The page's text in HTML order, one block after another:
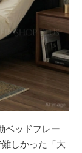
ベッドフレー
しかった「大